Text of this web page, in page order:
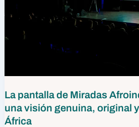
La pantalla de Miradas
una visión genuina, original
África